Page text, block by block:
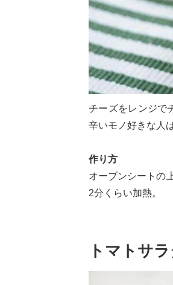
チーズをレンジで
辛いモノ好きな人
作り方
オーブンシートの
2分くらい加熱。
トマトサ